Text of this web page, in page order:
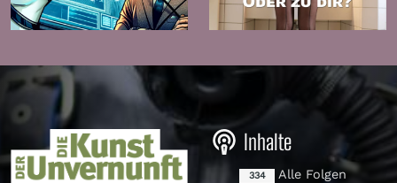
Folge
Folge
Inhalte
334 Alle Folgen